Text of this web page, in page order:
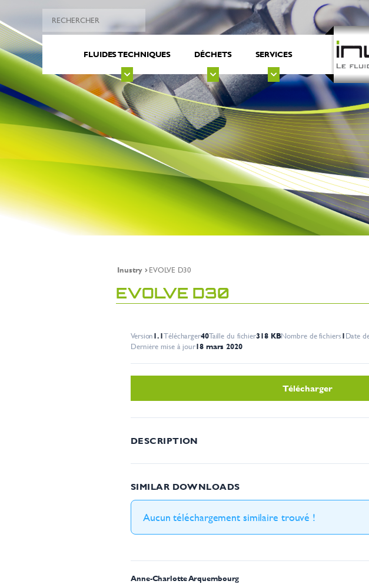
FLUIDES TECHNIQUES DÉCHETS SERVICES
Inustry EVOLVE D30
EVOLVE D30
Version1.1Télécharger40Taille du fichier318 KBNombre de fichiers1Date
Dernière mise à jour18 mars 2020
Télécharger
DESCRIPTION
SIMILAR DOWNLOADS
Aucun téléchargement similaire trouvé !
Anne-Charlotte Arquembourg